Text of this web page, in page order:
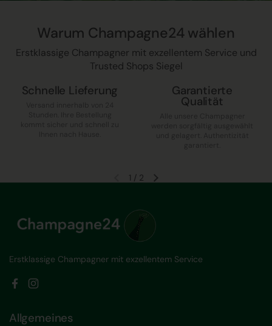
Warum Champagne24 wählen
Erstklassige Champagner mit exzellentem Service und
Trusted Shops Siegel
Schnelle Lieferung Garantierte
Qualität
Vorherige FolieNächste Folie
1 / 2
Erstklassige Champagner mit exzellentem Service
FacebookInstagram
Allgemeines